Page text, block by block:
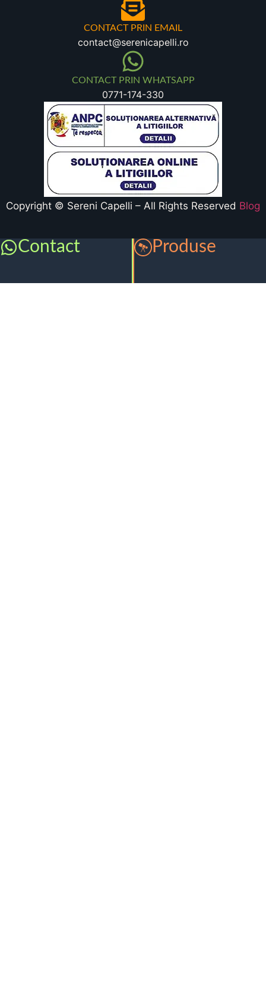
CONTACT PRIN EMAIL
contact@serenicapelli.ro
CONTACT PRIN WHATSAPP
0771-174-330
Copyright © Sereni Capelli – All Rights Reserved Blog
Contact Produse